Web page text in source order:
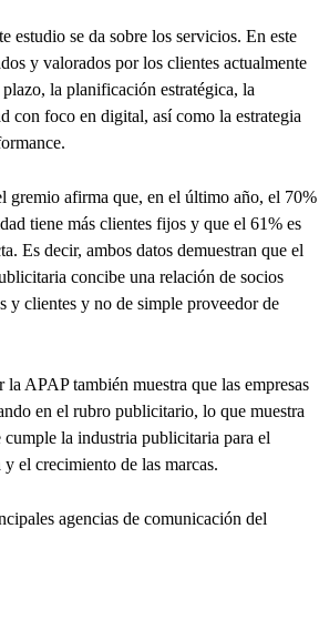
estudio se da sobre los servicios. En este
y valorados por los clientes actualmente
la planificación estratégica, la
con foco en digital, así como la estrategia
gremio afirma que, en el último año, el 70%
tiene más clientes fijos y que el 61% es
Es decir, ambos datos demuestran que el
concibe una relación de socios
y clientes y no de simple proveedor de
APAP también muestra que las empresas
en el rubro publicitario, lo que muestra
la industria publicitaria para el
el crecimiento de las marcas.
agencias de comunicación del